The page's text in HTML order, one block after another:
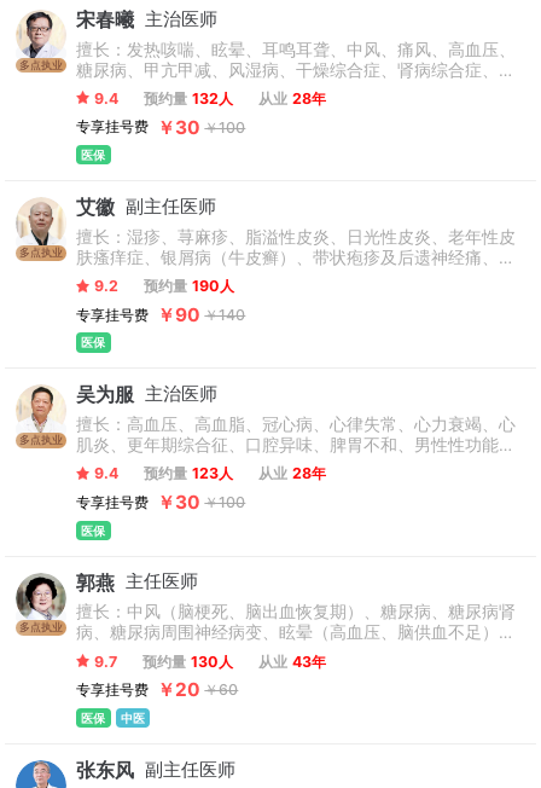
多点执业
宋春曦 主治医师
擅长：发热咳喘、眩晕、耳鸣耳聋、中风、痛风、高血压、
糖尿病、甲亢甲减、风湿病、干燥综合症、肾病综合症、心
血管疾病等，此外擅长对呼吸、循环、泌尿、消化系统疾病
的诊疗，以及儿科、妇科、男科、骨科、皮肤科、耳鼻喉
科、眼科等常见疾病的诊疗。
9.4 预约量 132人 从业 28年
专享挂号费
￥30 ￥100
医保
多点执业
艾徽 副主任医师
擅长：湿疹、荨麻疹、脂溢性皮炎、日光性皮炎、老年性皮
肤瘙痒症、银屑病（牛皮癣）、带状疱疹及后遗神经痛、痤
疮等常见及疑难皮肤病症的诊治。
9.2 预约量 190人
专享挂号费
￥90 ￥140
医保
多点执业
吴为服 主治医师
擅长：高血压、高血脂、冠心病、心律失常、心力衰竭、心
肌炎、更年期综合征、口腔异味、脾胃不和、男性性功能减
退、痛风、头痛、腹痛 、失眠等疾病。
9.4 预约量 123人 从业 28年
专享挂号费
￥30 ￥100
医保
多点执业
郭燕 主任医师
擅长：中风（脑梗死、脑出血恢复期）、糖尿病、糖尿病肾
病、糖尿病周围神经病变、眩晕（高血压、脑供血不足）、
慢性肾炎、慢性肾功能不全、冠心病、心律失常、风湿性关
节炎、干燥综合症、更年期综合征、抑郁焦虑状态、失眠等
内科杂病，运用中药调治亚健康状态疗效突出。头晕头痛，
肾炎，耳鸣，蛋白尿，高脂血症，脑血管病，尿路感染，脑
征，脑卒中，肾功能不全。
9.7 预约量 130人 从业 43年
专享挂号费
￥20 ￥60
医保 中医
张东风 副主任医师